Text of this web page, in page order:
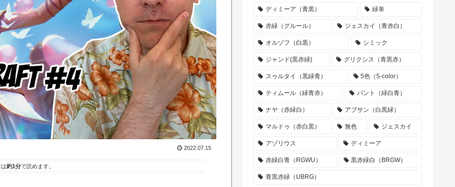
2022.07.15
約1分で読めます。
ディミーア（青黒） 緑単
赤緑（グルール） ジェスカイ（青赤白）
オルゾフ（白黒） シミック
ジャンド(黒赤緑) グリクシス（青黒赤）
スゥルタイ（黒緑青） 5色（5-color）
ティムール（緑青赤） バント（緑白青）
ナヤ（赤緑白） アブサン（白黒緑）
マルドゥ（赤白黒） 無色 ジェスカイ
アゾリウス ディミーア
赤緑白青（RGWU） 黒赤緑白（BRGW）
青黒赤緑（UBRG）